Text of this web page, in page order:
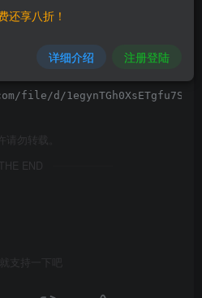
XSS.
url - you will realize
勿转载。
THE END
就支持一下吧
还享八折！
详细介绍 注册登陆